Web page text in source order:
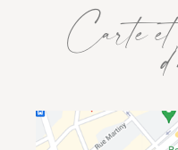
Carte